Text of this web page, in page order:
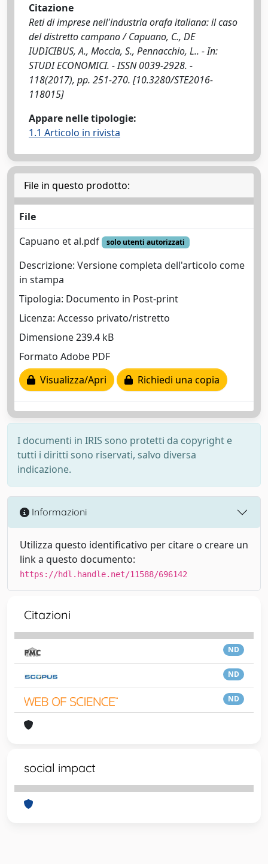
Citazione
Reti di imprese nell'industria orafa italiana: il caso
del distretto campano / Capuano, C., DE
IUDICIBUS, A., Moccia, S., Pennacchio, L.. - In:
STUDI ECONOMICI. - ISSN 0039-2928. -
118(2017), pp. 251-270. [10.3280/STE2016-
118015]
Appare nelle tipologie:
1.1 Articolo in rivista
File in questo prodotto:
File
Capuano et al.pdf
solo utenti autorizzati
Descrizione: Versione completa dell'articolo come
in stampa
Tipologia: Documento in Post-print
Licenza: Accesso privato/ristretto
Dimensione 239.4 kB
Formato Adobe PDF
Visualizza/Apri
Richiedi una copia
I documenti in IRIS sono protetti da copyright e
tutti i diritti sono riservati, salvo diversa
indicazione.
Informazioni
Utilizza questo identificativo per citare o creare un
link a questo documento:
https://hdl.handle.net/11588/696142
Citazioni
ND
ND
ND
social impact